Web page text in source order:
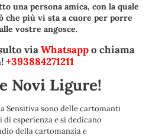
una persona amica, con la quale
che più vi sta a cuore per porre
vostre angosce.
viaWhatsappo chiama
+393884271211
Novi Ligure!
Sensitiva sono delle cartomanti
esperienza e si dedicano
della cartomanzia e